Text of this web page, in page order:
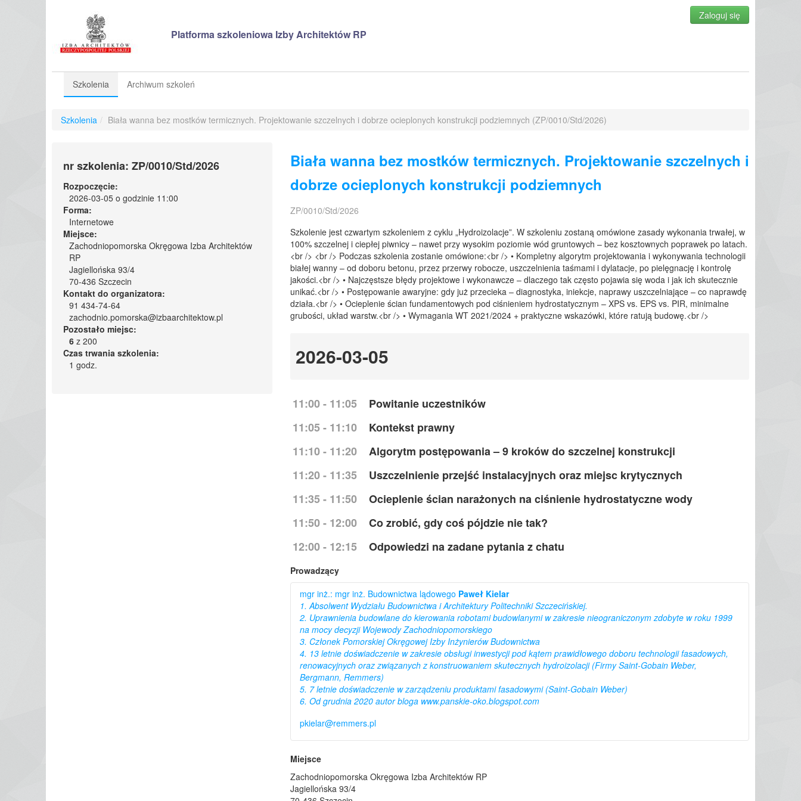
Platforma szkoleniowa Izby Architektów RP
Zaloguj się
Szkolenia Archiwum szkoleń
Szkolenia / Biała wanna bez mostków termicznych. Projektowanie szczelnych i dobrze ocieplonych konstrukcji podziemnych (ZP/0010/Std/2026)
nr szkolenia: ZP/0010/Std/2026
Rozpoczęcie:
2026-03-05 o godzinie 11:00
Forma:
Internetowe
Miejsce:
Zachodniopomorska Okręgowa Izba Architektów
RP
Jagiellońska 93/4
70-436 Szczecin
Kontakt do organizatora:
91 434-74-64
zachodnio.pomorska@izbaarchitektow.pl
Pozostało miejsc:
6 z 200
Czas trwania szkolenia:
1 godz.
Biała wanna bez mostków termicznych. Projektowanie szczelnych i
dobrze ocieplonych konstrukcji podziemnych
ZP/0010/Std/2026
Szkolenie jest czwartym szkoleniem z cyklu „Hydroizolacje”. W szkoleniu zostaną omówione zasady wykonania trwałej, w
100% szczelnej i ciepłej piwnicy – nawet przy wysokim poziomie wód gruntowych – bez kosztownych poprawek po latach.
<br /> <br /> Podczas szkolenia zostanie omówione:<br /> • Kompletny algorytm projektowania i wykonywania technologii
białej wanny – od doboru betonu, przez przerwy robocze, uszczelnienia taśmami i dylatacje, po pielęgnację i kontrolę
jakości.<br /> • Najczęstsze błędy projektowe i wykonawcze – dlaczego tak często pojawia się woda i jak ich skutecznie
unikać.<br /> • Postępowanie awaryjne: gdy już przecieka – diagnostyka, iniekcje, naprawy uszczelniające – co naprawdę
działa.<br /> • Ocieplenie ścian fundamentowych pod ciśnieniem hydrostatycznym – XPS vs. EPS vs. PIR, minimalne
grubości, układ warstw.<br /> • Wymagania WT 2021/2024 + praktyczne wskazówki, które ratują budowę.<br />
2026-03-05
11:00 - 11:05
Powitanie uczestników
11:05 - 11:10
Kontekst prawny
11:10 - 11:20
Algorytm postępowania – 9 kroków do szczelnej konstrukcji
11:20 - 11:35
Uszczelnienie przejść instalacyjnych oraz miejsc krytycznych
11:35 - 11:50
Ocieplenie ścian narażonych na ciśnienie hydrostatyczne wody
11:50 - 12:00
Co zrobić, gdy coś pójdzie nie tak?
12:00 - 12:15
Odpowiedzi na zadane pytania z chatu
Prowadzący
mgr inż.: mgr inż. Budownictwa lądowego Paweł Kielar
1. Absolwent Wydziału Budownictwa i Architektury Politechniki Szczecińskiej.
2. Uprawnienia budowlane do kierowania robotami budowlanymi w zakresie nieograniczonym zdobyte w roku 1999
na mocy decyzji Wojewody Zachodniopomorskiego
3. Członek Pomorskiej Okręgowej Izby Inżynierów Budownictwa
4. 13 letnie doświadczenie w zakresie obsługi inwestycji pod kątem prawidłowego doboru technologii fasadowych,
renowacyjnych oraz związanych z konstruowaniem skutecznych hydroizolacji (Firmy Saint-Gobain Weber,
Bergmann, Remmers)
5. 7 letnie doświadczenie w zarządzeniu produktami fasadowymi (Saint-Gobain Weber)
6. Od grudnia 2020 autor bloga www.panskie-oko.blogspot.com
pkielar@remmers.pl
Miejsce
Zachodniopomorska Okręgowa Izba Architektów RP
Jagiellońska 93/4